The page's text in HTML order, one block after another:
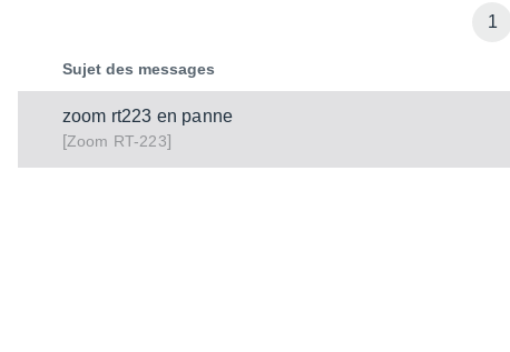
1
Sujet des messages
zoom rt223 en panne
[Zoom RT-223]